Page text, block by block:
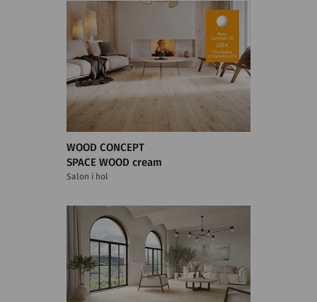
WOOD CONCEPT
SPACE WOOD cream
Salon i hol